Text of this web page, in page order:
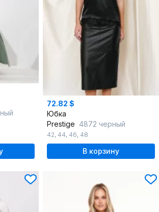
72.82 $
Юбка
Prestige 4872 черный
42, 44, 46, 48
В корзину